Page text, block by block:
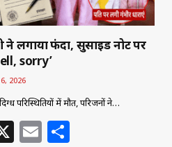
ने लगाया फंदा, सुसाइड नोट पर
sorry’
2026
परिस्थितियों में मौत, परिजनों ने…
X E